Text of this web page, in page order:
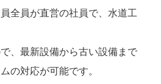
全員が直営の社員で、水道工
、最新設備から古い設備まで
の対応が可能です。